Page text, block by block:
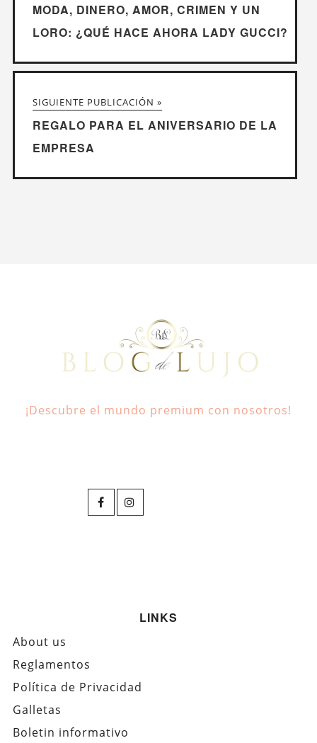
MODA, DINERO, AMOR, CRIMEN Y UN
LORO: ¿QUÉ HACE AHORA LADY GUCCI?
SIGUIENTE PUBLICACIÓN »
REGALO PARA EL ANIVERSARIO DE LA
EMPRESA
¡Descubre el mundo premium con nosotros!
LINKS
About us
Reglamentos
Política de Privacidad
Galletas
Boletin informativo